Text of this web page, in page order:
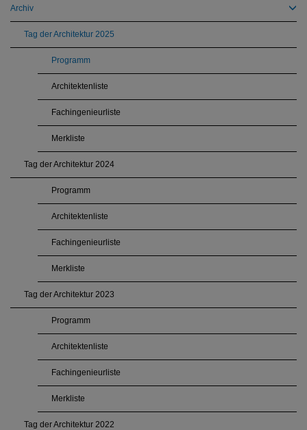
Archiv
Tag der Architektur 2025
Programm
Architektenliste
Fachingenieurliste
Merkliste
Tag der Architektur 2024
Programm
Architektenliste
Fachingenieurliste
Merkliste
Tag der Architektur 2023
Programm
Architektenliste
Fachingenieurliste
Merkliste
Tag der Architektur 2022